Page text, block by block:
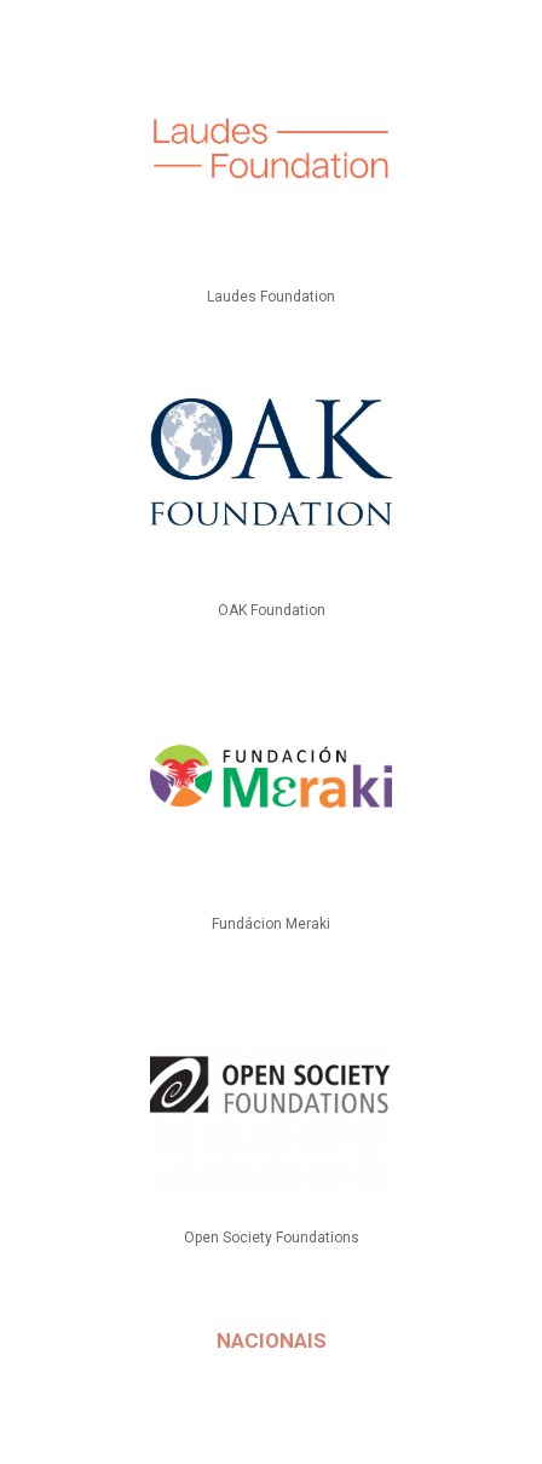
Laudes Foundation
OAK Foundation
Fundácion Meraki
Open Society Foundations
NACIONAIS